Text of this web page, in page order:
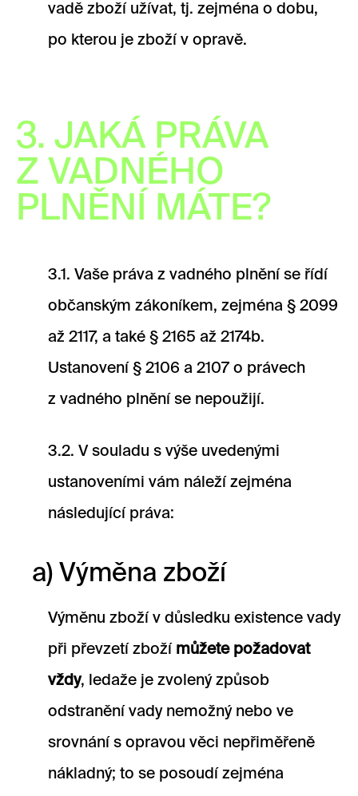
vadě zboží užívat, tj. zejména o dobu,
po kterou je zboží v opravě.
3. JAKÁ PRÁVA
Z VADNÉHO
PLNĚNÍ MÁTE?
3.1. Vaše práva z vadného plnění se řídí
občanským zákoníkem, zejména § 2099
až 2117, a také § 2165 až 2174b.
Ustanovení § 2106 a 2107 o právech
z vadného plnění se nepoužijí.
3.2. V souladu s výše uvedenými
ustanoveními vám náleží zejména
následující práva:
a) Výměna zboží
Výměnu zboží v důsledku existence vady
při převzetí zboží můžete požadovat
vždy, ledaže je zvolený způsob
odstranění vady nemožný nebo ve
srovnání s opravou věci nepřiměřeně
nákladný; to se posoudí zejména